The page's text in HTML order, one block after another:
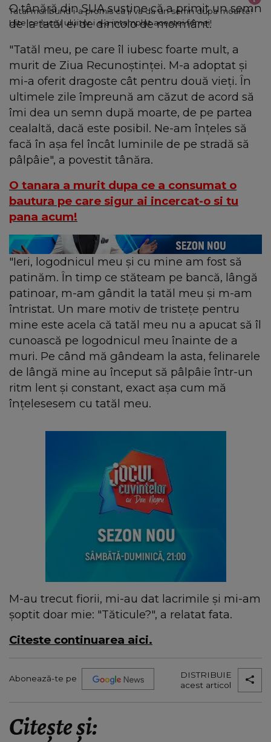
Tatal muribund i-a promis ca ii va da un semn dupa moarte!
Uite ce lucru uluitor i s-a intamplat acestei femei!
O tânără din SUA susţine că a primit un semn
de la tatăl ei de dincolo de mormânt.
"Tatăl meu, pe care îl iubesc foarte mult, a
murit de Ziua Recunoştinţei. M-a adoptat şi
mi-a oferit dragoste cât pentru două vieţi. În
ultimele zile împreună am căzut de acord să
îmi dea un semn după moarte, de pe partea
cealaltă, dacă este posibil. Ne-am înţeles să
facă în aşa fel încât luminile de pe stradă să
pâlpâie", a povestit tânăra.
O tanara a murit dupa ce a consumat o
bautura pe care sigur ai incercat-o si tu
pana acum!
"Ieri, logodnicul meu şi cu mine am fost să
patinăm. În timp ce stăteam pe bancă, lângă
patinoar, m-am gândit la tatăl meu şi m-am
întristat. Un mare motiv de tristeţe pentru
mine este acela că tatăl meu nu a apucat să îl
cunoască pe logodnicul meu înainte de a
muri. Pe când mă gândeam la asta, felinarele
de lângă mine au început să pâlpâie într-un
ritm lent şi constant, exact aşa cum mă
înţelesesem cu tatăl meu.
M-au trecut fiorii, mi-au dat lacrimile şi mi-am
şoptit doar mie: "Tăticule?", a relatat fata.
Citeste continuarea aici.
Abonează-te pe
DISTRIBUIE
acest articol
Citește și: